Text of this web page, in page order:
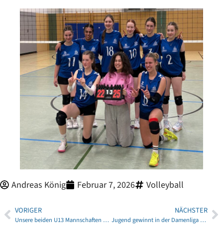
Andreas König Februar 7, 2026 Volleyball
VORIGER
Unsere beiden U13 Mannschaften erreichen das Viertelfinale bei der Bezirksmeisterschaft
NÄCHSTER
Jugend gewinnt in der Damenliga auch gegen den TSV Nema Netzschkau